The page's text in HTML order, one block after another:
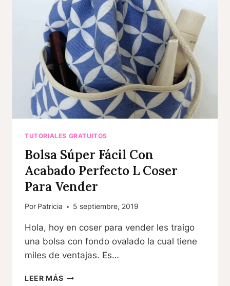
TUTORIALES GRATUITOS
Bolsa Súper Fácil Con
Acabado Perfecto L Coser
Para Vender
Por Patricia 5 septiembre, 2019
Hola, hoy en coser para vender les traigo
una bolsa con fondo ovalado la cual tiene
miles de ventajas. Es…
LEER MÁSBOLSA